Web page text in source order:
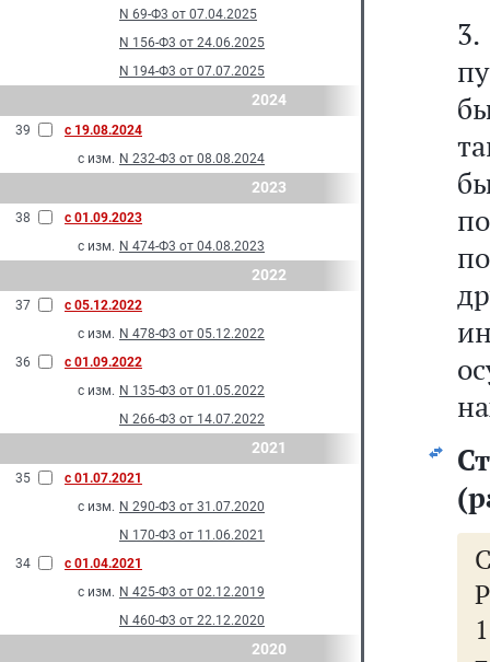
N 69-Ф3 от 07.04.2025
N 156-Ф3 от 24.06.2025
N 194-Ф3 от 07.07.2025
2024
39
с 19.08.2024
с изм. N 232-Ф3 от 08.08.2024
2023
38
с 01.09.2023
с изм. N 474-Ф3 от 04.08.2023
2022
37
с 05.12.2022
с изм. N 478-Ф3 от 05.12.2022
36
с 01.09.2022
с изм. N 135-Ф3 от 01.05.2022
N 266-Ф3 от 14.07.2022
2021
35
с 01.07.2021
с изм. N 290-Ф3 от 31.07.2020
N 170-Ф3 от 11.06.2021
34
с 01.04.2021
с изм. N 425-Ф3 от 02.12.2019
N 460-Ф3 от 22.12.2020
2020